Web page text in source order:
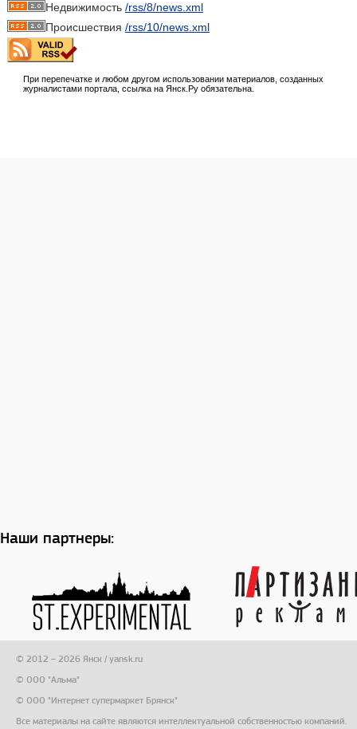
Недвижимость /rss/8/news.xml
Происшествия /rss/10/news.xml
При перепечатке и любом другом использовании материалов, созданных
журналистами портала, ссылка на Янск.Ру обязательна.
Наши партнеры:
© 2012 – 2026 Янск / yansk.ru
© ООО "Альма"
© ООО "Интернет супермаркет Брянск"
Все материалы на сайте являются интеллектуальной собственностью компаний.